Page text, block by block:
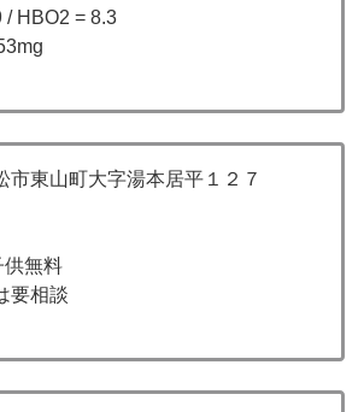
/ HBO2 = 8.3
市東山町大字湯本居平１２７
供無料
要相談